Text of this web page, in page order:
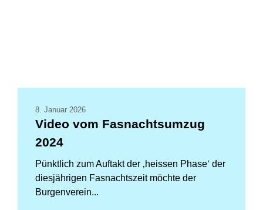
8. Januar 2026
Video vom Fasnachtsumzug
2024
Pünktlich zum Auftakt der ‚heissen Phase‘ der
diesjährigen Fasnachtszeit möchte der
Burgenverein...